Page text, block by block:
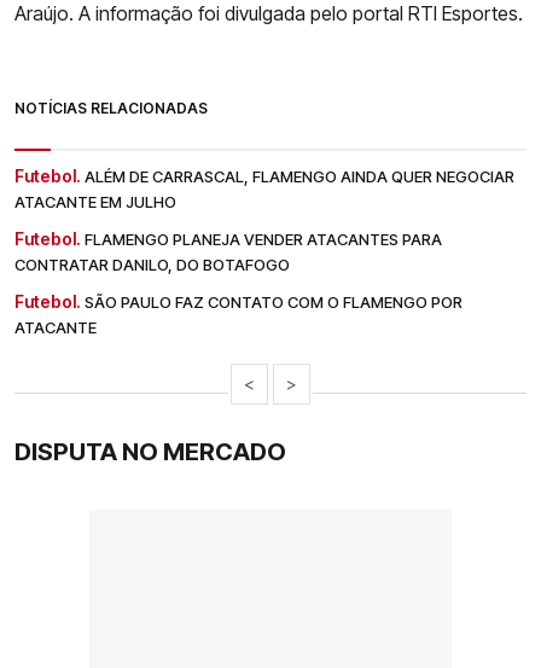
Araújo. A informação foi divulgada pelo portal RTI Esportes.
NOTÍCIAS RELACIONADAS
Futebol. ALÉM DE CARRASCAL, FLAMENGO AINDA QUER NEGOCIAR
ATACANTE EM JULHO
Futebol. FLAMENGO PLANEJA VENDER ATACANTES PARA
CONTRATAR DANILO, DO BOTAFOGO
Futebol. SÃO PAULO FAZ CONTATO COM O FLAMENGO POR
ATACANTE
< >
DISPUTA NO MERCADO